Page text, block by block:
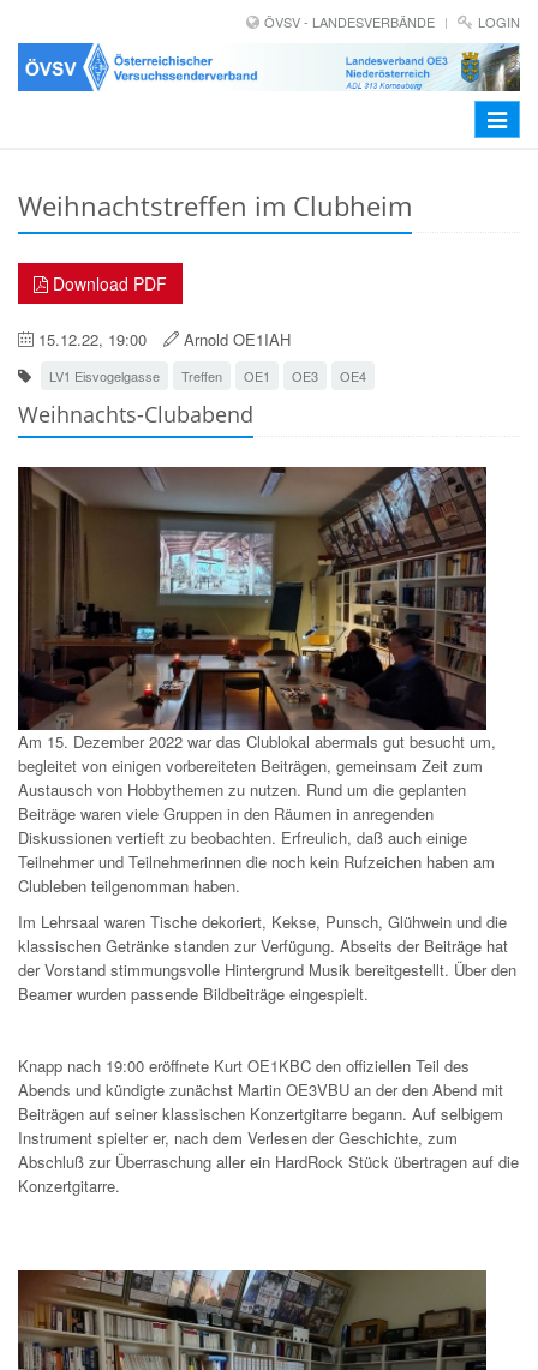
ÖVSV - LANDESVERBÄNDE LOGIN
Toggle
Weihnachtstreffen im Clubheim
Download PDF
15.12.22, 19:00 Arnold OE1IAH
LV1 Eisvogelgasse Treffen OE1 OE3 OE4
Weihnachts-Clubabend
Am 15. Dezember 2022 war das Clublokal abermals gut besucht um,
begleitet von einigen vorbereiteten Beiträgen, gemeinsam Zeit zum
Austausch von Hobbythemen zu nutzen. Rund um die geplanten
Beiträge waren viele Gruppen in den Räumen in anregenden
Diskussionen vertieft zu beobachten. Erfreulich, daß auch einige
Teilnehmer und Teilnehmerinnen die noch kein Rufzeichen haben am
Clubleben teilgenomman haben.
Im Lehrsaal waren Tische dekoriert, Kekse, Punsch, Glühwein und die
klassischen Getränke standen zur Verfügung. Abseits der Beiträge hat
der Vorstand stimmungsvolle Hintergrund Musik bereitgestellt. Über den
Beamer wurden passende Bildbeiträge eingespielt.
Knapp nach 19:00 eröffnete Kurt OE1KBC den offiziellen Teil des
Abends und kündigte zunächst Martin OE3VBU an der den Abend mit
Beiträgen auf seiner klassischen Konzertgitarre begann. Auf selbigem
Instrument spielter er, nach dem Verlesen der Geschichte, zum
Abschluß zur Überraschung aller ein HardRock Stück übertragen auf die
Konzertgitarre.